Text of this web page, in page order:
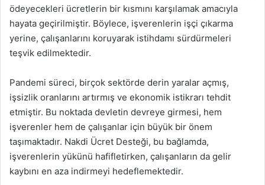
ödeyecekleri ücretlerin bir kısmını karşılamak amacıyla
hayata geçirilmiştir. Böylece, işverenlerin işçi çıkarma
yerine, çalışanlarını koruyarak istihdamı sürdürmeleri
teşvik edilmektedir.
Pandemi süreci, birçok sektörde derin yaralar açmış,
işsizlik oranlarını artırmış ve ekonomik istikrarı tehdit
etmiştir. Bu noktada devletin devreye girmesi, hem
işverenler hem de çalışanlar için büyük bir önem
taşımaktadır. Nakdi Ücret Desteği, bu bağlamda,
işverenlerin yükünü hafifletirken, çalışanların da gelir
kaybını en aza indirmeyi hedeflemektedir.